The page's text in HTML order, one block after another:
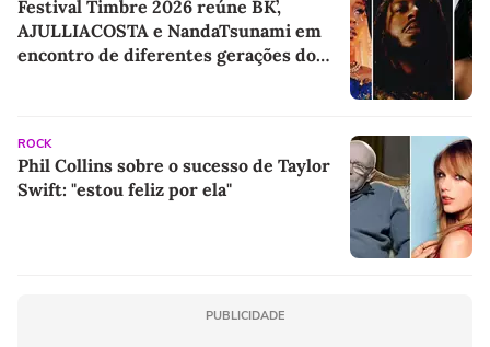
Festival Timbre 2026 reúne BK’,
AJULLIACOSTA e NandaTsunami em
encontro de diferentes gerações do
ROCK
Phil Collins sobre o sucesso de Taylor
Swift: "estou feliz por ela"
PUBLICIDADE